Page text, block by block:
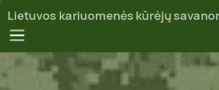
Lietuvos kariuomenės kūrėjų